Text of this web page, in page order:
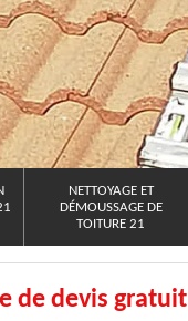
NETTOYAGE ET
DÉMOUSSAGE DE
TOITURE 21
de devis gratuit